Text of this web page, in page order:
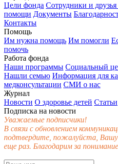
Цели фонда Сотрудники и
помощи Документы
Контакты
Помощь
Им нужна помощь Им помогли
помочь
Работа фонда
Наши программы Социальный
Нашли семью Информация для
медконсультации СМИ о нас
Журнал
Новости О здоровье детей Статьи
Подписка на новости
Уважаемые подписчики!
В связи с обновлением
подтвердите, пожалуйста, Вашу
еще раз. Благодарим за